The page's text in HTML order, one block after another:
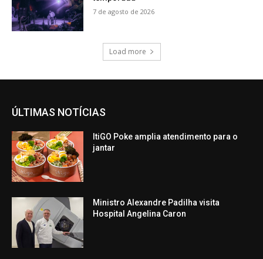
7 de agosto de 2026
Load more
ÚLTIMAS NOTÍCIAS
ItiGO Poke amplia atendimento para o
jantar
Ministro Alexandre Padilha visita
Hospital Angelina Caron